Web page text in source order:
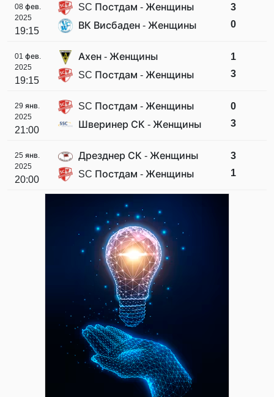
08 фев.
2025
19:15
SC Постдам - Женщины
ВК Висбаден - Женщины
3
0
01 фев.
2025
19:15
Ахен - Женщины
SC Постдам - Женщины
1
3
29 янв.
2025
21:00
SC Постдам - Женщины
Шверинер СК - Женщины
0
3
25 янв.
2025
20:00
Дрезднер СК - Женщины
SC Постдам - Женщины
3
1